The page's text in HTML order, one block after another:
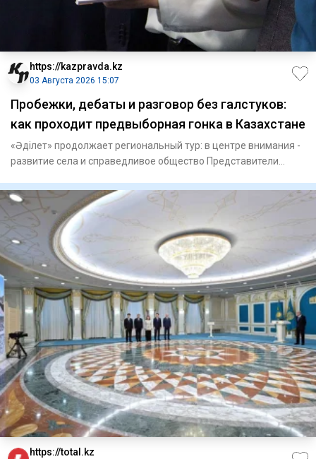
https://kazpravda.kz
03 Августа 2026 15:07
Пробежки, дебаты и разговор без галстуков:
как проходит предвыборная гонка в Казахстане
«Әділет» продолжает региональный тур: в центре внимания -
развитие села и справедливое общество Представители
https://total.kz